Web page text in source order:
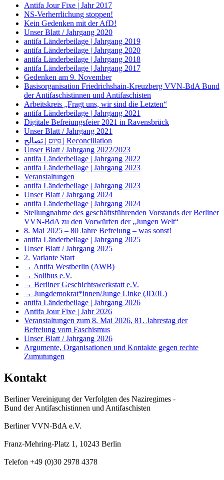
Antifa Jour Fixe | Jahr 2017
NS-Verherrlichung stoppen!
Kein Gedenken mit der AfD!
Unser Blatt / Jahrgang 2020
antifa Länderbeilage | Jahrgang 2019
antifa Länderbeilage | Jahrgang 2020
antifa Länderbeilage | Jahrgang 2018
antifa Länderbeilage | Jahrgang 2017
Gedenken am 9. November
Basisorganisation Friedrichshain-Kreuzberg VVN-BdA Bund
der Antifaschistinnen und Antifaschisten
Arbeitskreis „Fragt uns, wir sind die Letzten“
antifa Länderbeilage | Jahrgang 2021
Digitale Befreiungsfeier 2021 in Ravensbrück
Unser Blatt / Jahrgang 2021
פִּיוּס | تصالح | Reconciliation
Unser Blatt / Jahrgang 2022/2023
antifa Länderbeilage | Jahrgang 2022
antifa Länderbeilage | Jahrgang 2023
Veranstaltungen
antifa Länderbeilage | Jahrgang 2023
Unser Blatt / Jahrgang 2024
antifa Länderbeilage | Jahrgang 2024
Stellungnahme des geschäftsführenden Vorstands der Berliner
VVN-BdA zu den Vorwürfen der „Jungen Welt“
8. Mai 2025 – 80 Jahre Befreiung – was sonst!
antifa Länderbeilage | Jahrgang 2025
Unser Blatt / Jahrgang 2025
2. Variante Start
→ Antifa Westberlin (AWB)
→ Solibus e.V.
→ Berliner Geschichtswerkstatt e.V.
→ Jungdemokrat*innen/Junge Linke (JD/JL)
antifa Länderbeilage | Jahrgang 2026
Antifa Jour Fixe | Jahr 2026
Veranstaltungen zum 8. Mai 2026, 81. Jahrestag der
Befreiung vom Faschismus
Unser Blatt / Jahrgang 2026
Argumente, Organisationen und Kontakte gegen rechte
Zumutungen
Kontakt
Berliner Vereinigung der Verfolgten des Naziregimes -
Bund der Antifaschistinnen und Antifaschisten
Berliner VVN-BdA e.V.
Franz-Mehring-Platz 1, 10243 Berlin
Telefon +49 (0)30 2978 4378